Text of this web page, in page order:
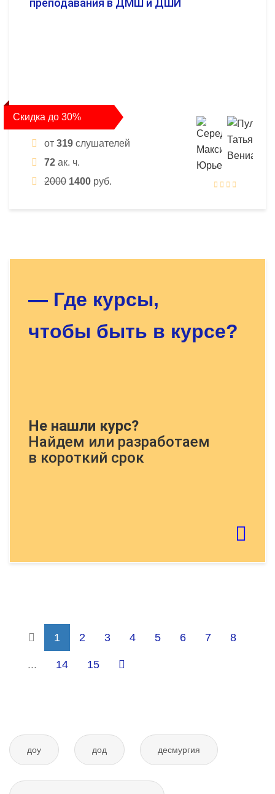
Скидка до 30%
от 319 слушателей
72 ак. ч.
2000 1400 руб.
— Где курсы,
чтобы быть в курсе?
Не нашли курс?
Найдем или разработаем
в короткий срок
Оставьте заявку - мы найдём
1 2 3 4 5 6 7 8
... 14 15
доу дод десмургия